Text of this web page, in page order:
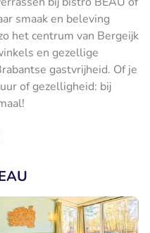
smaak en beleving
het centrum van Bergeijk
en gezellige
gastvrijheid. Of je
of gezelligheid: bij